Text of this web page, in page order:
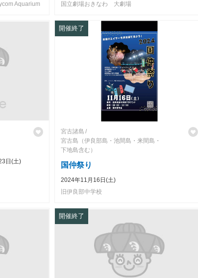
Aquarium
国立劇場おきなわ 大劇場
日(土)
開催終了
宮古諸島
宮古島（伊良部島・池間島・来間島・
下地島含む）
国仲祭り
2024年11月16日(土)
旧伊良部中学校
開催終了